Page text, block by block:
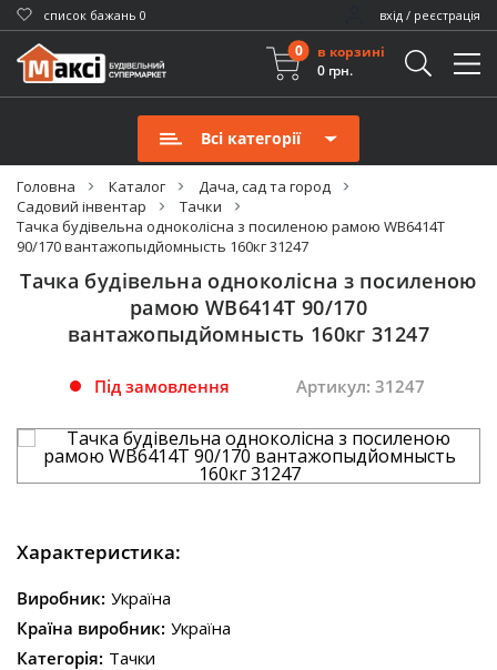
cписок бажань 0 вхід / реєстрація
0
в корзині
0 грн.
Всі категорії
Головна Каталог
Дача, сад та город
Садовий інвентар
Тачки
Тачка будівельна одноколісна з посиленою рамою WB6414T
90/170 вантажопыдйомнысть 160кг 31247
Тачка будівельна одноколісна з посиленою
рамою WB6414T 90/170
вантажопыдйомнысть 160кг 31247
Під замовлення Артикул: 31247
Характеристика:
Виробник: Україна
Країна виробник: Україна
Категорія: Тачки